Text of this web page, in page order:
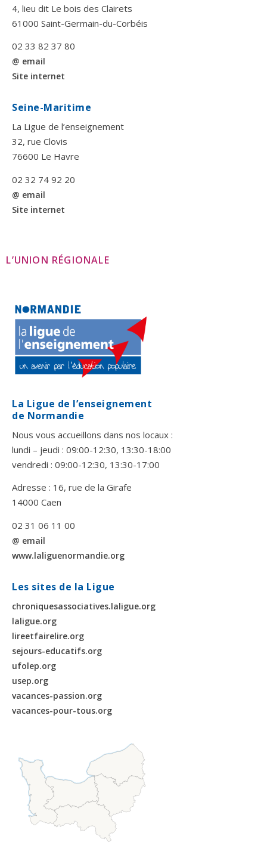
4, lieu dit Le bois des Clairets
61000 Saint-Germain-du-Corbéis
02 33 82 37 80
@ email
Site internet
Seine-Maritime
La Ligue de l’enseignement
32, rue Clovis
76600 Le Havre
02 32 74 92 20
@ email
Site internet
L’UNION RÉGIONALE
La Ligue de l’enseignement
de Normandie
Nous vous accueillons dans nos locaux :
lundi – jeudi : 09:00-12:30, 13:30-18:00
vendredi : 09:00-12:30, 13:30-17:00
Adresse : 16, rue de la Girafe
14000 Caen
02 31 06 11 00
@ email
www.laliguenormandie.org
Les sites de la Ligue
chroniquesassociatives.laligue.org
laligue.org
lireetfairelire.org
sejours-educatifs.org
ufolep.org
usep.org
vacances-passion.org
vacances-pour-tous.org